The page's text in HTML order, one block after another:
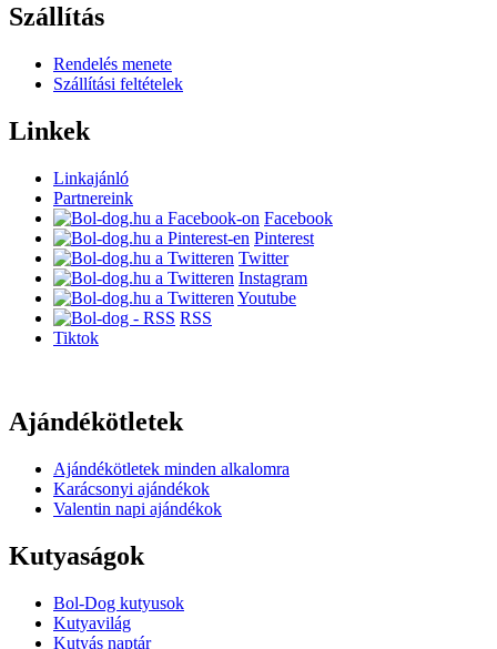
Szállítás
Rendelés menete
Szállítási feltételek
Linkek
Linkajánló
Partnereink
Facebook
Pinterest
Twitter
Instagram
Youtube
RSS
Tiktok
Ajándékötletek
Ajándékötletek minden alkalomra
Karácsonyi ajándékok
Valentin napi ajándékok
Kutyaságok
Bol-Dog kutyusok
Kutyavilág
Kutyás naptár